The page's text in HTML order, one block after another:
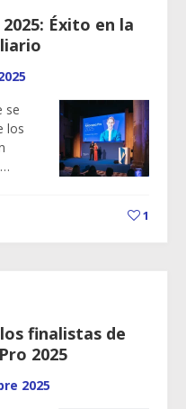
Éxito en la
se
los
1
finalistas de
2025
2025